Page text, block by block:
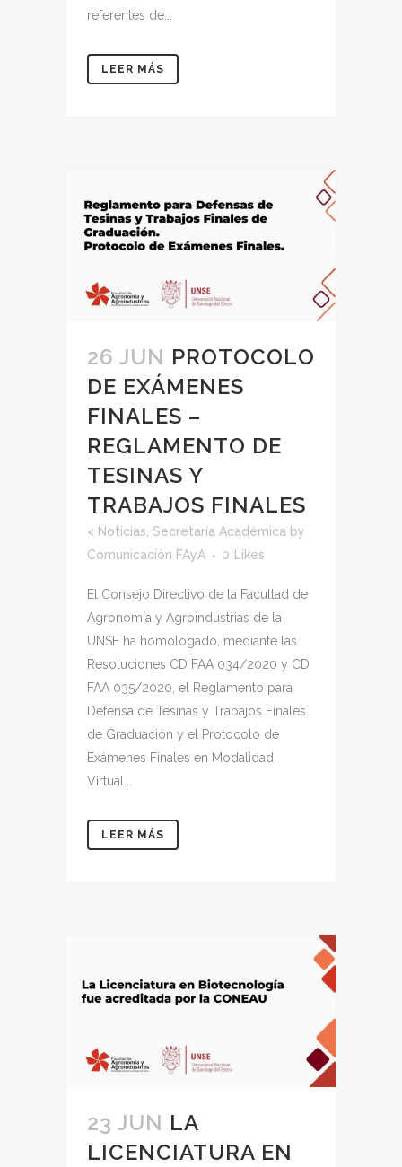
referentes de...
LEER MÁS
26 JUN PROTOCOLO
DE EXÁMENES
FINALES –
REGLAMENTO DE
TESINAS Y
TRABAJOS FINALES
< Noticias Secretaría Académica by
Comunicación FAyA
0 Likes
El Consejo Directivo de la Facultad de
Agronomía y Agroindustrias de la
UNSE ha homologado, mediante las
Resoluciones CD FAA 034/2020 y CD
FAA 035/2020, el Reglamento para
Defensa de Tesinas y Trabajos Finales
de Graduación y el Protocolo de
Exámenes Finales en Modalidad
Virtual...
LEER MÁS
23 JUN LA
LICENCIATURA EN